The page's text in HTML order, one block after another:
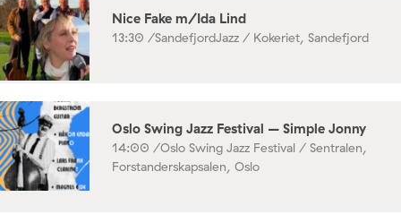
Nice Fake m/Ida Lind
13:30 /SandefjordJazz / Kokeriet, Sandefjord
Oslo Swing Jazz Festival – Simple Jonny
14:00 /Oslo Swing Jazz Festival / Sentralen,
Forstanderskapsalen, Oslo